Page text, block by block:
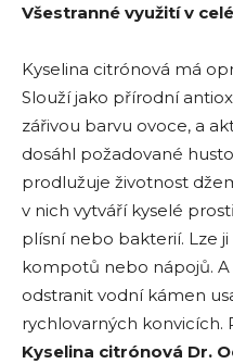
Všestranné využití v
Kyselina citrónová má
Slouží jako přírodní
zářivou barvu ovoce, a
dosáhl požadované
prodlužuje životnost
v nich vytváří kyselé
plísní nebo bakterií. Lze
kompotů nebo nápojů.
odstranit vodní kámen
rychlovarných konvicích.
Kyselina citrónová Dr.